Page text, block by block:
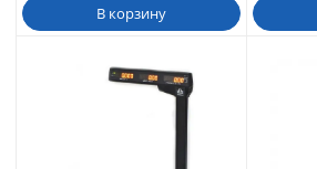
В корзину